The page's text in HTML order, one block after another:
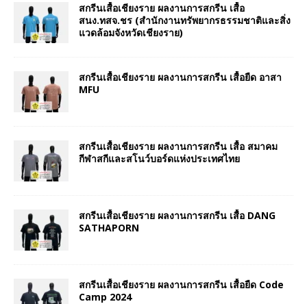
สกรีนเสื้อเชียงราย ผลงานการสกรีน เสื้อ
สนง.ทสจ.ชร (สำนักงานทรัพยากรธรรมชาติและสิ่ง
แวดล้อมจังหวัดเชียงราย)
สกรีนเสื้อเชียงราย ผลงานการสกรีน เสื้อยืด อาสา
MFU
สกรีนเสื้อเชียงราย ผลงานการสกรีน เสื้อ สมาคม
กีฬาสกีและสโนว์บอร์ดแห่งประเทศไทย
สกรีนเสื้อเชียงราย ผลงานการสกรีน เสื้อ DANG
SATHAPORN
สกรีนเสื้อเชียงราย ผลงานการสกรีน เสื้อยืด Code
Camp 2024